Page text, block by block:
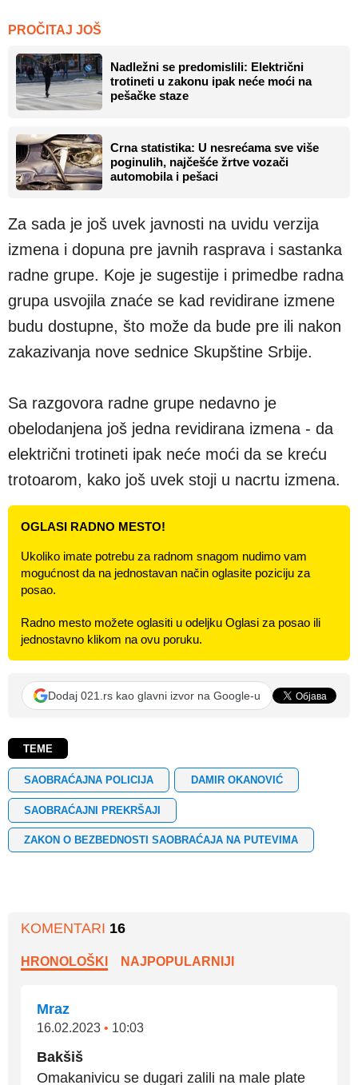
PROČITAJ JOŠ
Nadležni se predomislili: Električni
trotineti u zakonu ipak neće moći na
pešačke staze
Crna statistika: U nesrećama sve više
poginulih, najčešće žrtve vozači
automobila i pešaci
Za sada je još uvek javnosti na uvidu verzija
izmena i dopuna pre javnih rasprava i sastanka
radne grupe. Koje je sugestije i primedbe radna
grupa usvojila znaće se kad revidirane izmene
budu dostupne, što može da bude pre ili nakon
zakazivanja nove sednice Skupštine Srbije.
Sa razgovora radne grupe nedavno je
obelodanjena još jedna revidirana izmena - da
električni trotineti ipak neće moći da se kreću
trotoarom, kako još uvek stoji u nacrtu izmena.
OGLASI RADNO MESTO!
Ukoliko imate potrebu za radnom snagom nudimo vam
mogućnost da na jednostavan način oglasite poziciju za
posao.
Radno mesto možete oglasiti u odeljku Oglasi za posao ili
jednostavno klikom na ovu poruku.
Dodaj 021.rs kao glavni izvor na Google-u
TEME
SAOBRAĆAJNA POLICIJA DAMIR OKANOVIĆ
SAOBRAĆAJNI PREKRŠAJI
ZAKON O BEZBEDNOSTI SAOBRAĆAJA NA PUTEVIMA
KOMENTARI 16
HRONOLOŠKI NAJPOPULARNIJI
Mraz
16.02.2023 • 10:03
Bakšiš
Omakanivicu se dugari zalili na male plate